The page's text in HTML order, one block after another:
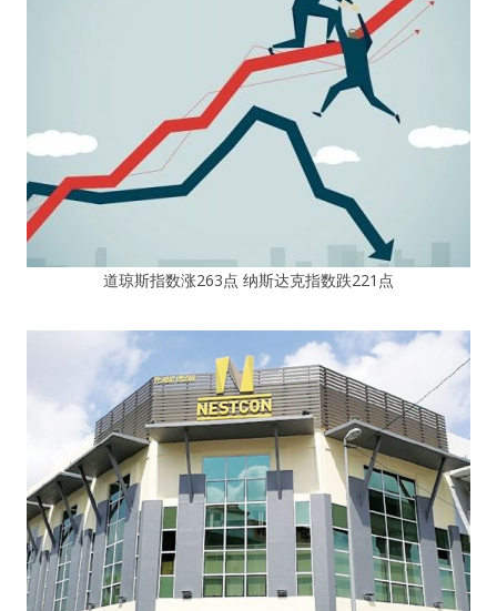
道琼斯指数涨263点 纳斯达克指数跌221点